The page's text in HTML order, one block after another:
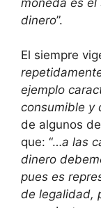
dinero”.
El siempre
ejemplo
consumible y
de algunos
que: “…a las
dinero
pues es
de legalidad,